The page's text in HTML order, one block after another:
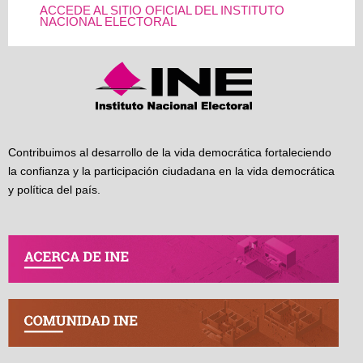
ACCEDE AL SITIO OFICIAL DEL INSTITUTO
NACIONAL ELECTORAL
Contribuimos al desarrollo de la vida democrática fortaleciendo
la confianza y la participación ciudadana en la vida democrática
y política del país.